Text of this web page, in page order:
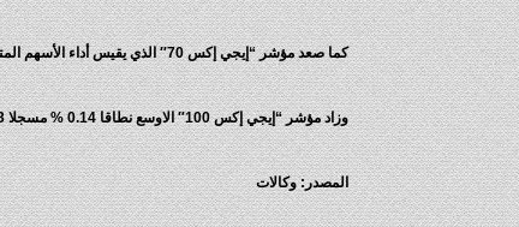
كما صعد مؤشر “إيجي إكس 70″ الذي يقيس أداء الأسهم المتوسطة بنسبة 0.04 % ليبلغ 577.37 نقطة.
وزاد مؤشر “إيجي إكس 100″ الاوسع نطاقا 0.14 % مسجلا 1154.93 نقطة.
المصدر: وكالات